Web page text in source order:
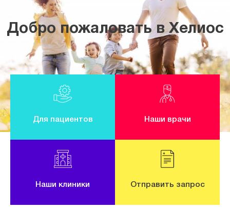
Добро пожаловать в Хелиос
Для пациентов Наши врачи
Наши клиники Отправить запрос